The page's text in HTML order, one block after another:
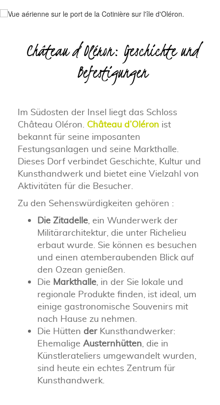
Château d’Oléron: Geschichte und
Befestigungen
Im Südosten der Insel liegt das Schloss
Château Oléron. Château d’Oléron ist
bekannt für seine imposanten
Festungsanlagen und seine Markthalle.
Dieses Dorf verbindet Geschichte, Kultur und
Kunsthandwerk und bietet eine Vielzahl von
Aktivitäten für die Besucher.
Zu den Sehenswürdigkeiten gehören :
Die Zitadelle, ein Wunderwerk der
Militärarchitektur, die unter Richelieu
erbaut wurde. Sie können es besuchen
und einen atemberaubenden Blick auf
den Ozean genießen.
Die Markthalle, in der Sie lokale und
regionale Produkte finden, ist ideal, um
einige gastronomische Souvenirs mit
nach Hause zu nehmen.
Die Hütten derKunsthandwerker:
Ehemalige Austernhütten , die in
Künstlerateliers umgewandelt wurden,
sind heute ein echtes Zentrum für
Kunsthandwerk.